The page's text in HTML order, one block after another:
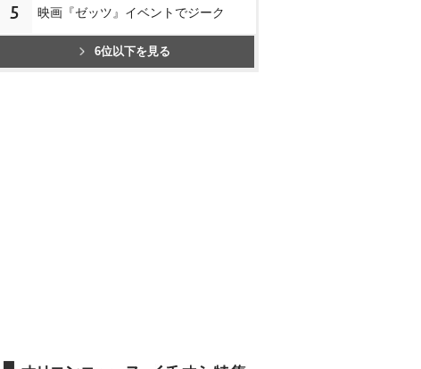
5 映画『ゼッツ』イベントでジーク
6位以下を見る